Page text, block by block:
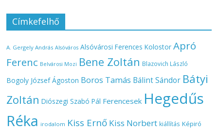
Címkefelhő
A. Gergely András Alsóváros Alsóvárosi Ferences Kolostor Apró
Ferenc Belvárosi Mozi Bene Zoltán Blazovich László
Bogoly József Ágoston Boros Tamás Bálint Sándor Bátyi
Zoltán Diószegi Szabó Pál Ferencesek Hegedűs
Réka irodalom Kiss Ernő Kiss Norbert kiállítás Képiró